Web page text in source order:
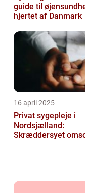
guide til
hjertet af Danmark
16 april 2025
Privat sygepleje i
Nordsjælland:
Skræddersyet